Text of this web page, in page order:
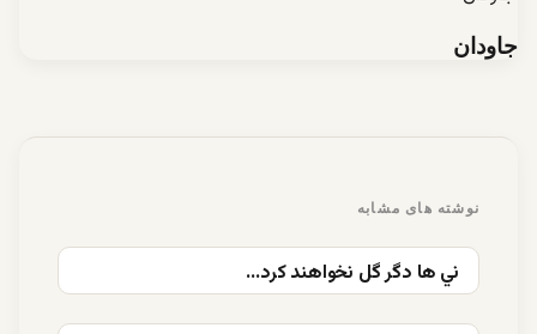
جاودان
نوشته های مشابه
ني ها دگر گل نخواهند كرد…